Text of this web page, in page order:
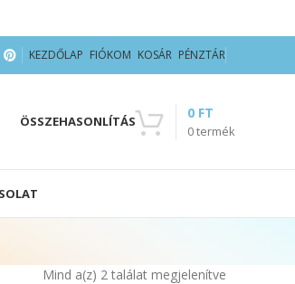
KEZDŐLAP FIÓKOM KOSÁR PÉNZTÁR
ÖSSZEHASONLÍTÁS
0termék
0 FT
Mind a(z) 2 találat megjelenítve